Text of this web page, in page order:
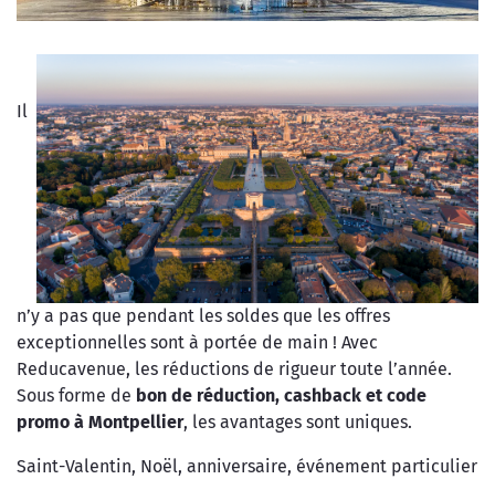
Il
n’y a pas que pendant les soldes que les offres
exceptionnelles sont à portée de main ! Avec
Reducavenue, les réductions de rigueur toute l’année.
Sous forme de bon de réduction, cashback et code
promo à Montpellier, les avantages sont uniques.
Saint-Valentin, Noël, anniversaire, événement particulier